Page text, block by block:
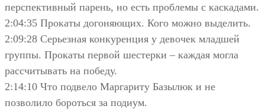
перспективный парень, но есть проблемы с каскадами.
2:04:35 Прокаты догоняющих. Кого можно выделить.
2:09:28 Серьезная конкуренция у девочек младшей
группы. Прокаты первой шестерки – каждая могла
рассчитывать на победу.
2:14:10 Что подвело Маргариту Базылюк и не
позволило бороться за подиум.